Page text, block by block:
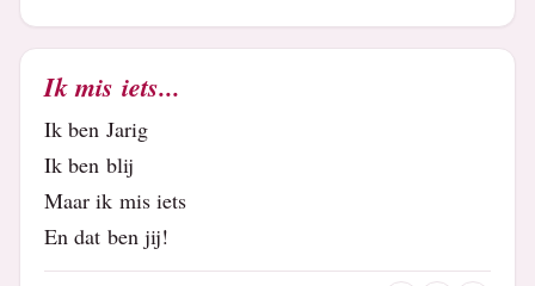
Ik mis iets...
Ik ben Jarig
Ik ben blij
Maar ik mis iets
En dat ben jij!